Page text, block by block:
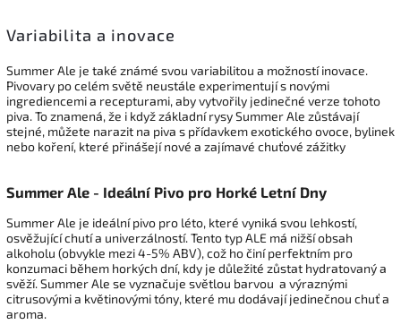
Variabilita a inovace
Summer Ale je také známé svou variabilitou a možností inovace.
Pivovary po celém světě neustále experimentují s novými
ingrediencemi a recepturami, aby vytvořily jedinečné verze tohoto
piva. To znamená, že i když základní rysy Summer Ale zůstávají
stejné, můžete narazit na piva s přídavkem exotického ovoce, bylinek
nebo koření, které přinášejí nové a zajímavé chuťové zážitky
Summer Ale - Ideální Pivo pro Horké Letní Dny
Summer Ale je ideální pivo pro léto, které vyniká svou lehkostí,
osvěžující chutí a univerzálností. Tento typ ALE má nižší obsah
alkoholu (obvykle mezi 4-5% ABV), což ho činí perfektním pro
konzumaci během horkých dní, kdy je důležité zůstat hydratovaný a
svěží. Summer Ale se vyznačuje světlou barvou a výraznými
citrusovými a květinovými tóny, které mu dodávají jedinečnou chuť a
aroma.